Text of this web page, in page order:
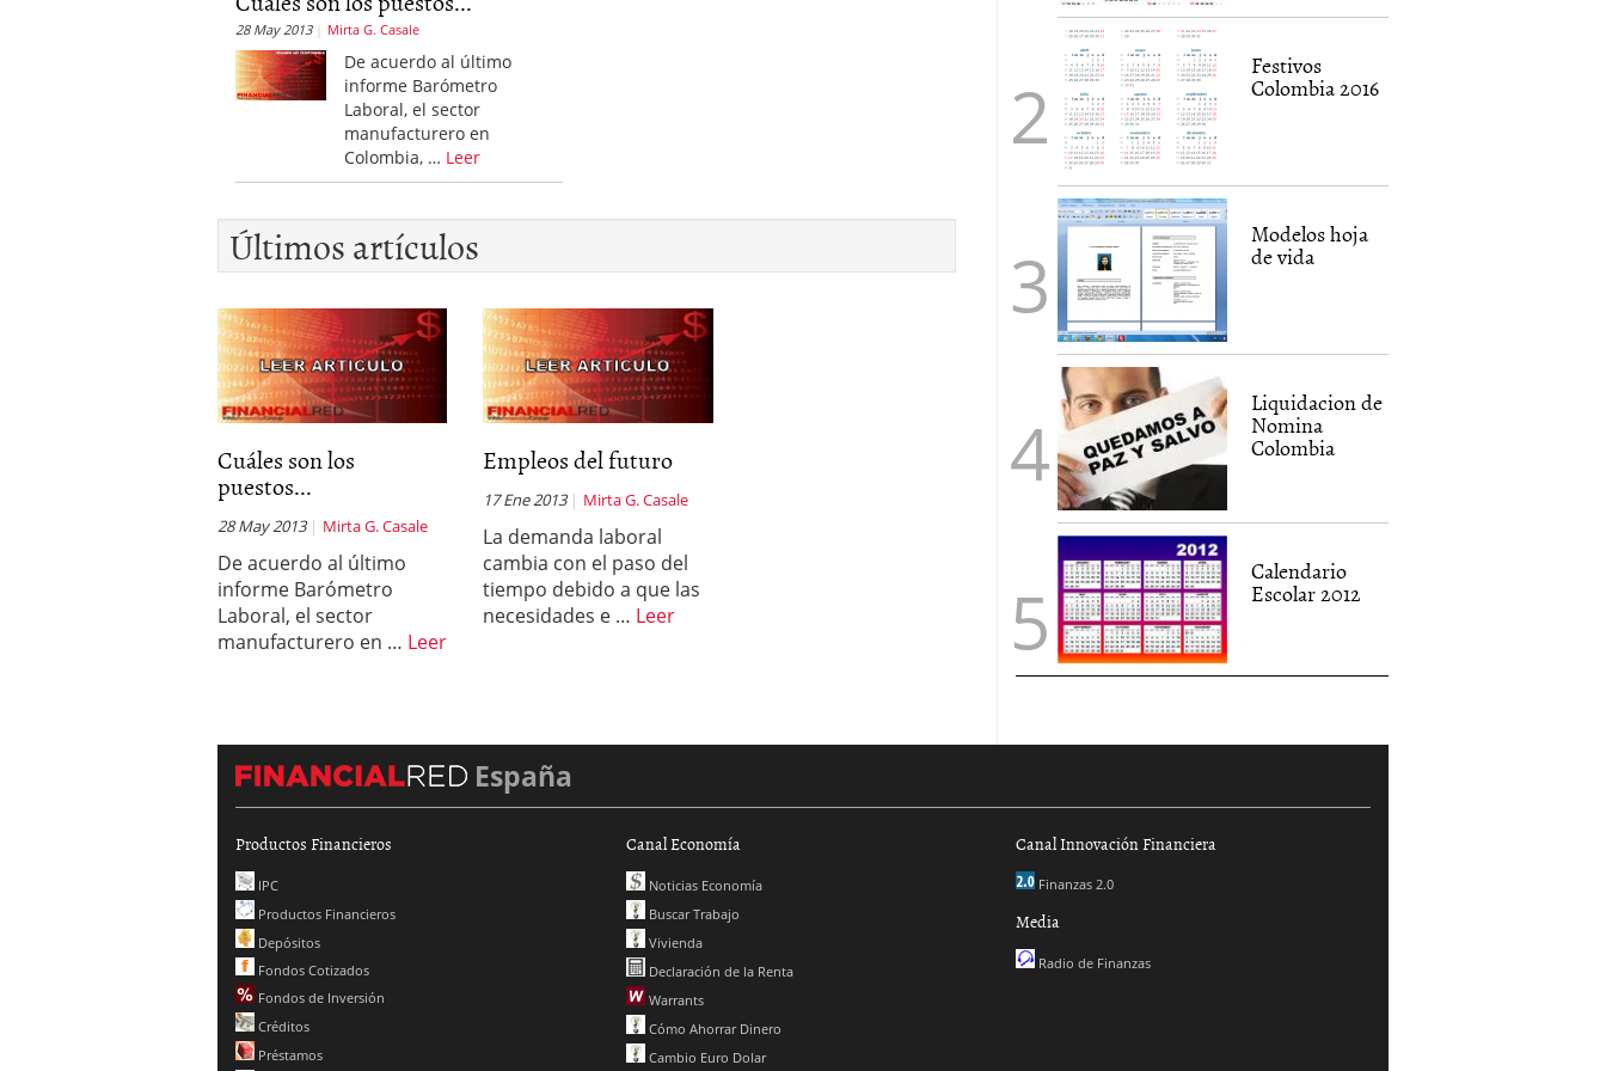
28 May 2013 Mirta G. Casale
De acuerdo al último
informe Barómetro
Laboral, el sector
manufacturero en
Colombia, … Leer
Últimos artículos
Cuáles son los
puestos...
28 May 2013 Mirta G. Casale
De acuerdo al último
informe Barómetro
Laboral, el sector
manufacturero en … Leer
Empleos del futuro
17 Ene 2013 Mirta G. Casale
La demanda laboral
cambia con el paso del
tiempo debido a que las
necesidades e … Leer
Festivos
Colombia 2016
Modelos hoja
de vida
Liquidacion de
Nomina
Colombia
Calendario
Escolar 2012
España
Productos Financieros
IPC
Productos Financieros
Depósitos
Fondos Cotizados
Fondos de Inversión
Créditos
Préstamos
Canal Economía
Noticias Economía
Buscar Trabajo
Vivienda
Declaración de la Renta
Warrants
Cómo Ahorrar Dinero
Cambio Euro Dolar
Canal Innovación Financiera
Finanzas 2.0
Media
Radio de Finanzas